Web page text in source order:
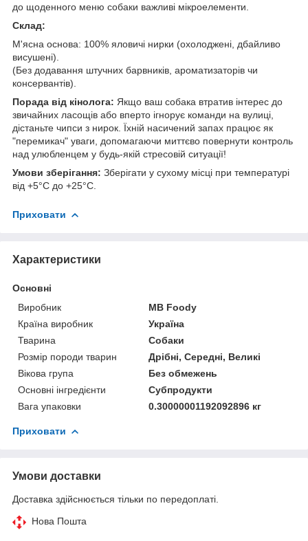
до щоденного меню собаки важливі мікроелементи.
Склад:
М'ясна основа: 100% яловичі нирки (охолоджені, дбайливо
висушені).
(Без додавання штучних барвників, ароматизаторів чи
консервантів).
Порада від кінолога: Якщо ваш собака втратив інтерес до
звичайних ласощів або вперто ігнорує команди на вулиці,
дістаньте чипси з нирок. Їхній насичений запах працює як
"перемикач" уваги, допомагаючи миттєво повернути контроль
над улюбленцем у будь-якій стресовій ситуації!
Умови зберігання: Зберігати у сухому місці при температурі
від +5°C до +25°C.
Приховати
Характеристики
Основні
Виробник
MB Foody
Країна виробник
Україна
Тварина
Собаки
Розмір породи тварин
Дрібні, Середні, Великі
Вікова група
Без обмежень
Основні інгредієнти
Субпродукти
Вага упаковки
0.30000001192092896 кг
Приховати
Умови доставки
Доставка здійснюється тільки по передоплаті.
Нова Пошта